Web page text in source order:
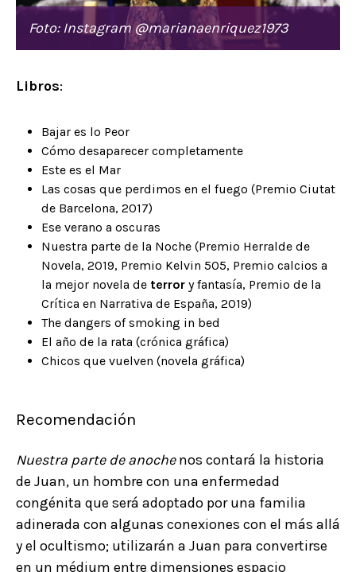
Foto: Instagram @marianaenriquez1973
Libros:
Bajar es lo Peor
Cómo desaparecer completamente
Este es el Mar
Las cosas que perdimos en el fuego (Premio Ciutat
de Barcelona, 2017)
Ese verano a oscuras
Nuestra parte de la Noche (Premio Herralde de
Novela, 2019, Premio Kelvin 505, Premio calcios a
la mejor novela de terror y fantasía, Premio de la
Crítica en Narrativa de España, 2019)
The dangers of smoking in bed
El año de la rata (crónica gráfica)
Chicos que vuelven (novela gráfica)
Recomendación
Nuestra parte de anochenos contará la historia
de Juan, un hombre con una enfermedad
congénita que será adoptado por una familia
adinerada con algunas conexiones con el más allá
y el ocultismo; utilizarán a Juan para convertirse
en un médium entre dimensiones espacio